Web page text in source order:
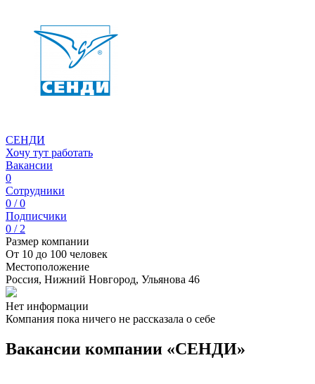
СЕНДИ
Хочу тут работать
Вакансии
0
Сотрудники
0 / 0
Подписчики
0 / 2
Размер компании
От 10 до 100 человек
Местоположение
Россия, Нижний Новгород, Ульянова 46
Нет информации
Компания пока ничего не рассказала о себе
Вакансии компании «СЕНДИ»